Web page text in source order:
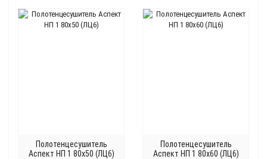
Полотенцесушитель
Аспект НП 1 80x50 (ЛЦ6)
Полотенцесушитель
Аспект НП 1 80x60 (ЛЦ6)